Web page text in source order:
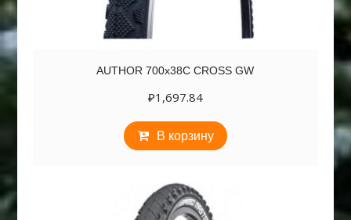
AUTHOR 700х38C CROSS GW
₽1,697.84
В корзину